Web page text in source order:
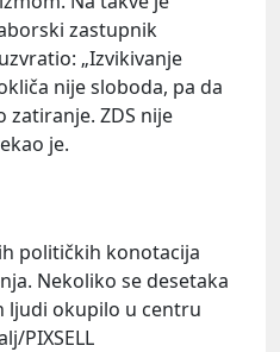
zastupnik
„Izvikivanje
nije sloboda, pa da
zatiranje. ZDS nije
je.
političkih konotacija
Nekoliko se desetaka
ljudi okupilo u centru
PIXSELL